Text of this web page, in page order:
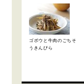
ゴボウと牛肉のごちそ
うきんぴら